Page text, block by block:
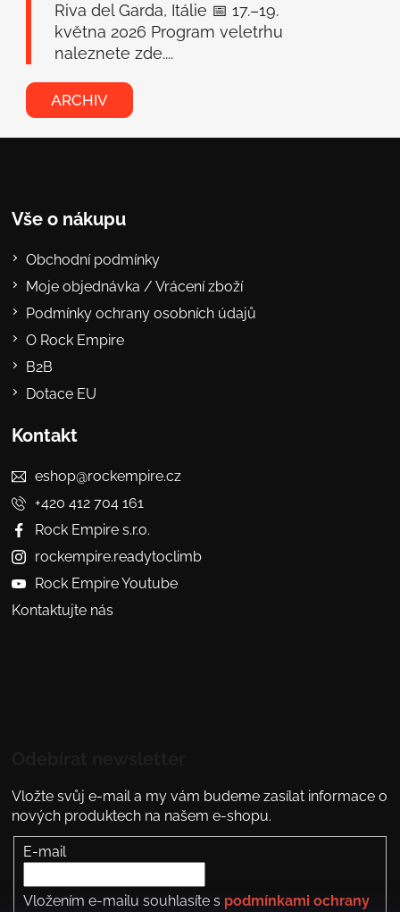
Riva del Garda, Itálie 📅 17.–19.
května 2026 Program veletrhu
naleznete zde....
ARCHIV
Vše o nákupu
Obchodní podmínky
Moje objednávka / Vrácení zboží
Podmínky ochrany osobních údajů
O Rock Empire
B2B
Dotace EU
Kontakt
eshop@rockempire.cz
+420 412 704 161
Rock Empire s.r.o.
rockempire.readytoclimb
Rock Empire Youtube
Kontaktujte nás
Vložte svůj e-mail a my vám budeme zasílat informace o
nových produktech na našem e-shopu.
E-mail
Vložením e-mailu souhlasíte s podmínkami ochrany